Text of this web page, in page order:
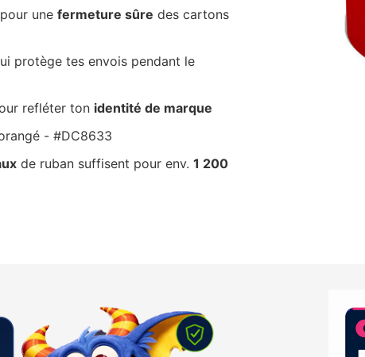
pour une fermeture sûre des cartons
protège tes envois pendant le
refléter ton identité de marque
- #DC8633
de ruban suffisent pour env. 1 200